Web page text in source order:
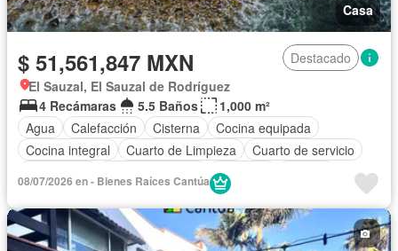
Casa
$ 51,561,847 MXN
Destacado
El Sauzal, El Sauzal de Rodríguez
4 Recámaras
5.5 Baños
1,000 m²
Agua
Calefacción Cisterna
Cocina equipada
Cocina integral
Cuarto de Limpieza
Cuarto de servicio
Gimnasio
Terraza
Vista panorámica
Zonas verdes
Completamente amueblado
08/07/2026 en - Bienes Raíces Cantúa